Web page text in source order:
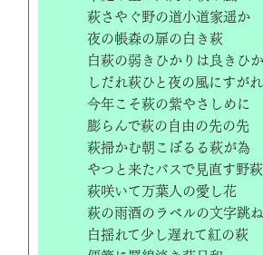
萩さやぐ野の道小道家遥か
夜の帳森の扉の白き萩
白萩の弱きひかりは良きひ
しだれ萩ひと夜の風にすが
今年こそ萩の紫やさしめに
膨らんで萩の自由の先の先
萩掃かむ朝こぼるる萩が為
やつと来たバスで見直す野
萩咲いて万葉人の愛し花
萩の雨酒のラベルの文字跳
白揺れて少し遅れて紅の萩